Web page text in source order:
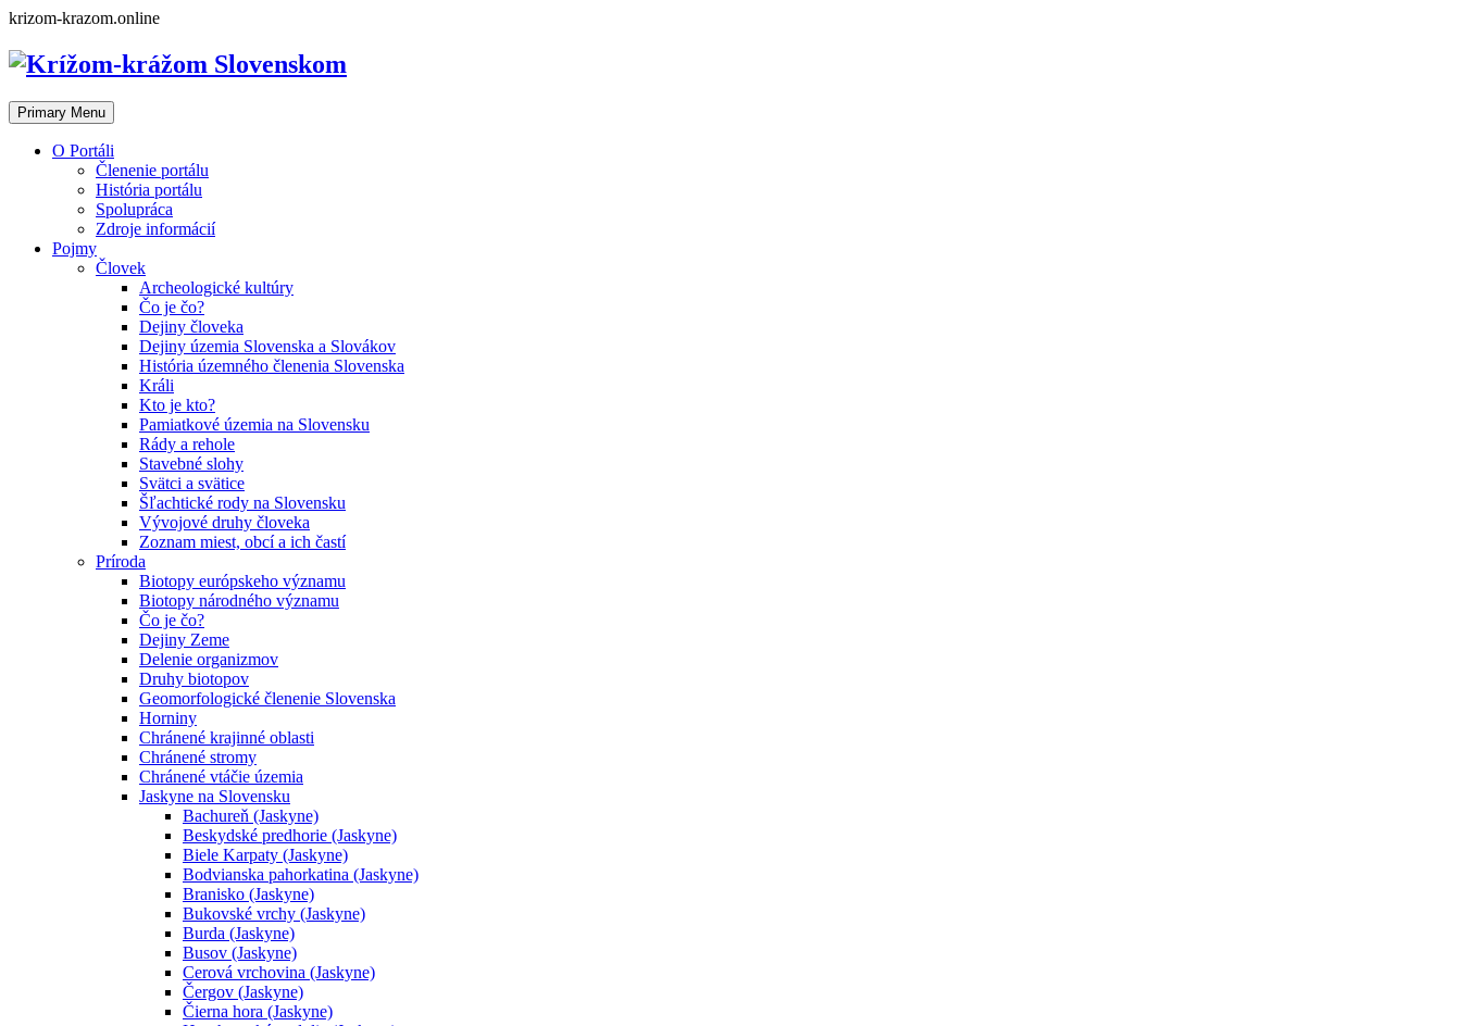
Skip
content
krizom-krazom.online
Primary Menu
O Portáli
Členenie portálu
História portálu
Spolupráca
Zdroje informácií
Pojmy
Človek
Archeologické kultúry
Čo je čo?
Dejiny človeka
Dejiny územia Slovenska a Slovákov
História územného členenia Slovenska
Králi
Kto je kto?
Pamiatkové územia na Slovensku
Rády a rehole
Stavebné slohy
Svätci a svätice
Šľachtické rody na Slovensku
Vývojové druhy človeka
Zoznam miest, obcí a ich častí
Príroda
Biotopy európskeho významu
Biotopy národného významu
Čo je čo?
Dejiny Zeme
Delenie organizmov
Druhy biotopov
Geomorfologické členenie Slovenska
Horniny
Chránené krajinné oblasti
Chránené stromy
Chránené vtáčie územia
Jaskyne na Slovensku
Bachureň (Jaskyne)
Beskydské predhorie (Jaskyne)
Biele Karpaty (Jaskyne)
Bodvianska pahorkatina (Jaskyne)
Branisko (Jaskyne)
Bukovské vrchy (Jaskyne)
Burda (Jaskyne)
Busov (Jaskyne)
Cerová vrchovina (Jaskyne)
Čergov (Jaskyne)
Čierna hora (Jaskyne)